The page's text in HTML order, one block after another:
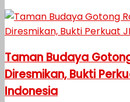
Taman Budaya
Diresmikan, Bukti
Indonesia